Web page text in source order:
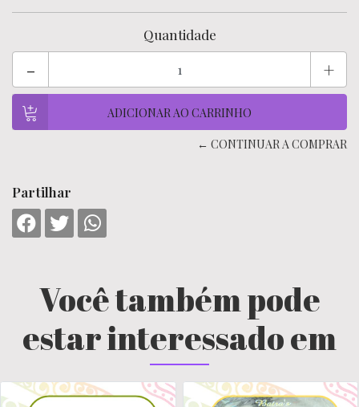
Quantidade
- +
← CONTINUAR A COMPRAR
Partilhar
Você também pode
estar interessado em